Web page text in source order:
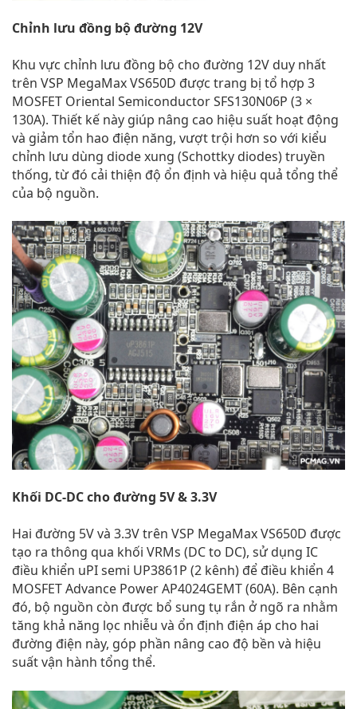
Chỉnh lưu đồng bộ đường 12V
Khu vực chỉnh lưu đồng bộ cho đường 12V duy nhất
trên VSP MegaMax VS650D được trang bị tổ hợp 3
MOSFET Oriental Semiconductor SFS130N06P (3 ×
130A). Thiết kế này giúp nâng cao hiệu suất hoạt động
và giảm tổn hao điện năng, vượt trội hơn so với kiểu
chỉnh lưu dùng diode xung (Schottky diodes) truyền
thống, từ đó cải thiện độ ổn định và hiệu quả tổng thể
của bộ nguồn.
Khối DC-DC cho đường 5V & 3.3V
Hai đường 5V và 3.3V trên VSP MegaMax VS650D được
tạo ra thông qua khối VRMs (DC to DC), sử dụng IC
điều khiển uPI semi UP3861P (2 kênh) để điều khiển 4
MOSFET Advance Power AP4024GEMT (60A). Bên cạnh
đó, bộ nguồn còn được bổ sung tụ rắn ở ngõ ra nhằm
tăng khả năng lọc nhiễu và ổn định điện áp cho hai
đường điện này, góp phần nâng cao độ bền và hiệu
suất vận hành tổng thể.